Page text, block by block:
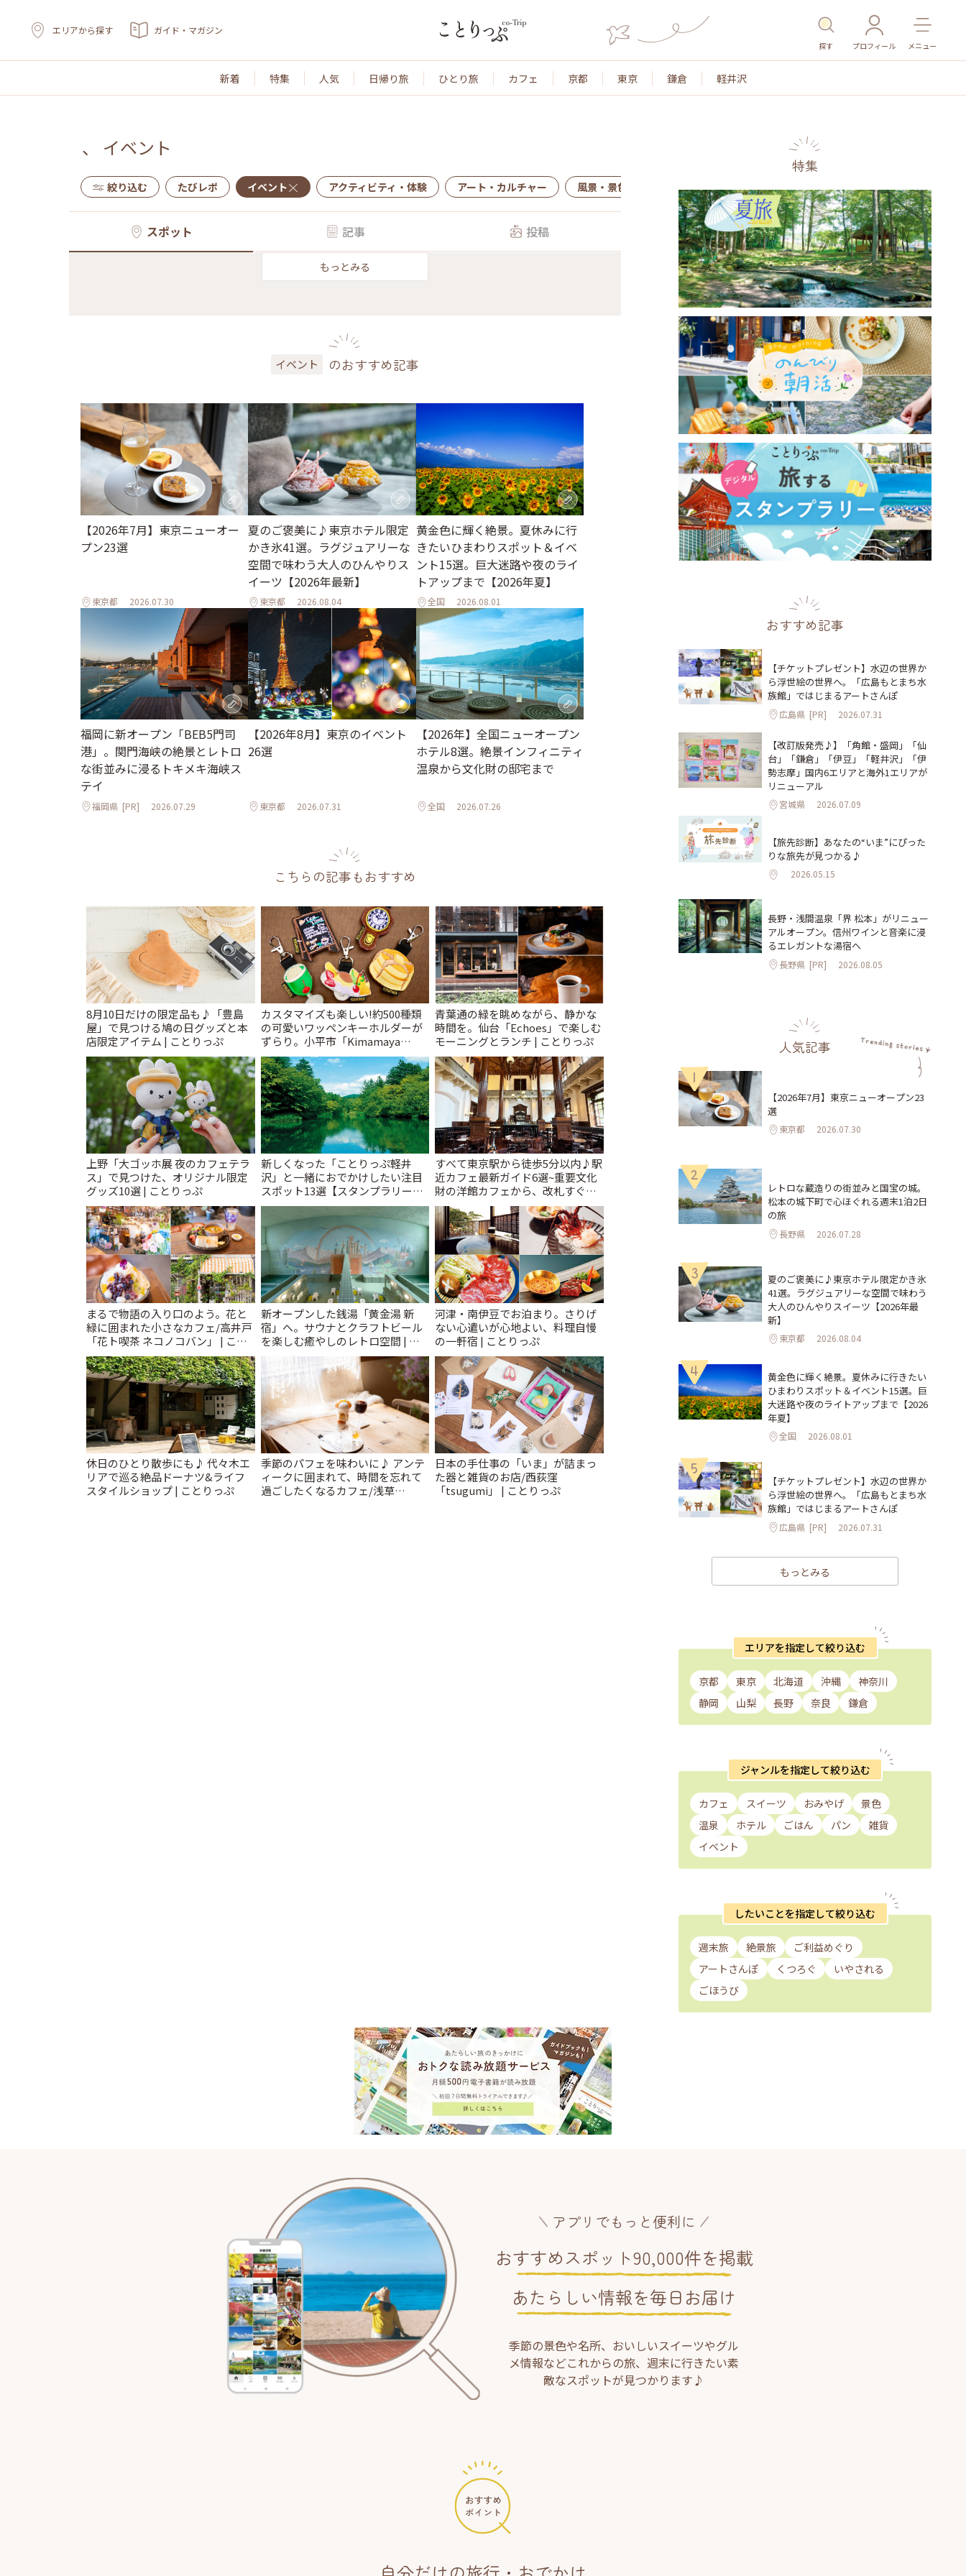
エリアから探す ガイド・マガジン
探す プロフィール メニュー
新着 特集 人気 日帰り旅 ひとり旅 カフェ 京都 東京 鎌倉 軽井沢
、 イベント
絞り込む たびレポ イベント アクティビティ・体験 アート・カルチャー 風景・景色 名所・旧跡 温泉・スパ その他施設 ごはん
スポット 記事 投稿
もっとみる
イベント のおすすめ記事
【2026年7月】東京ニューオー
プン23選
東京都 2026.07.30
夏のご褒美に♪東京ホテル限定
かき氷41選。ラグジュアリーな
空間で味わう大人のひんやりス
イーツ【2026年最新】
東京都 2026.08.04
黄金色に輝く絶景。夏休みに行
きたいひまわりスポット＆イベ
ント15選。巨大迷路や夜のライ
トアップまで【2026年夏】
全国 2026.08.01
福岡に新オープン「BEB5門司
港」。関門海峡の絶景とレトロ
な街並みに浸るトキメキ海峡ス
テイ
福岡県 [PR] 2026.07.29
【2026年8月】東京のイベント
26選
東京都 2026.07.31
【2026年】全国ニューオープン
ホテル8選。絶景インフィニティ
温泉から文化財の邸宅まで
全国 2026.07.26
こちらの記事もおすすめ
8月10日だけの限定品も♪「豊島
屋」で見つける鳩の日グッズと本
店限定アイテム | ことりっぷ
カスタマイズも楽しい!約500種類
の可愛いワッペンキーホルダーが
ずらり。小平市「Kimamaya
T&K」 | ことりっぷ
青葉通の緑を眺めながら、静かな
時間を。仙台「Echoes」で楽しむ
モーニングとランチ | ことりっぷ
上野「大ゴッホ展 夜のカフェテラ
ス」で見つけた、オリジナル限定
グッズ10選 | ことりっぷ
新しくなった「ことりっぷ軽井
沢」と一緒におでかけしたい注目
スポット13選【スタンプラリー開
催中】 | ことりっぷ
すべて東京駅から徒歩5分以内♪駅
近カフェ最新ガイド6選~重要文化
財の洋館カフェから、改札すぐの
レトロ喫茶まで~ | ことりっぷ
まるで物語の入り口のよう。花と
緑に囲まれた小さなカフェ/高井戸
「花ト喫茶 ネコノコバン」 | こと
りっぷ
新オープンした銭湯「黄金湯 新
宿」へ。サウナとクラフトビール
を楽しむ癒やしのレトロ空間 | こ
とりっぷ
河津・南伊豆でお泊まり。さりげ
ない心遣いが心地よい、料理自慢
の一軒宿 | ことりっぷ
休日のひとり散歩にも♪ 代々木エ
リアで巡る絶品ドーナツ&ライフ
スタイルショップ | ことりっぷ
季節のパフェを味わいに♪ アンテ
ィークに囲まれて、時間を忘れて
過ごしたくなるカフェ/浅草
日本の手仕事の「いま」が詰まっ
た器と雑貨のお店/西荻窪
「tsugumi」 | ことりっぷ
特集
おすすめ記事
【チケットプレゼント】水辺の世界か
ら浮世絵の世界へ。「広島もとまち水
族館」ではじまるアートさんぽ
広島県 [PR] 2026.07.31
【改訂版発売♪】「角館・盛岡」「仙
台」「鎌倉」「伊豆」「軽井沢」「伊
勢志摩」国内6エリアと海外1エリアが
リニューアル
宮城県 2026.07.09
【旅先診断】あなたの“いま”にぴった
りな旅先が見つかる♪
2026.05.15
長野・浅間温泉「界 松本」がリニュー
アルオープン。信州ワインと音楽に浸
るエレガントな湯宿へ
長野県 [PR] 2026.08.05
人気記事
1
【2026年7月】東京ニューオープン23
選
東京都 2026.07.30
2
レトロな蔵造りの街並みと国宝の城。
松本の城下町で心ほぐれる週末1泊2日
の旅
長野県 2026.07.28
3
夏のご褒美に♪東京ホテル限定かき氷
41選。ラグジュアリーな空間で味わう
大人のひんやりスイーツ【2026年最
新】
東京都 2026.08.04
4
黄金色に輝く絶景。夏休みに行きたい
ひまわりスポット＆イベント15選。巨
大迷路や夜のライトアップまで【2026
年夏】
全国 2026.08.01
5
【チケットプレゼント】水辺の世界か
ら浮世絵の世界へ。「広島もとまち水
族館」ではじまるアートさんぽ
広島県 [PR] 2026.07.31
もっとみる
エリアを指定して絞り込む
京都 東京 北海道 沖縄
神奈川
静岡
山梨 長野 奈良 鎌倉
ジャンルを指定して絞り込む
カフェ スイーツ おみやげ
景色
温泉
ホテル ごはん パン
雑貨
イベント
したいことを指定して絞り込む
週末旅 絶景旅
ご利益めぐり
アートさんぽ
くつろぐ
いやされる
ごほうび
アプリでもっと便利に
おすすめスポット90,000件を掲載
あたらしい情報を毎日お届け
季節の景色や名所、おいしいスイーツやグル
メ情報などこれからの旅、週末に行きたい素
敵なスポットが見つかります♪